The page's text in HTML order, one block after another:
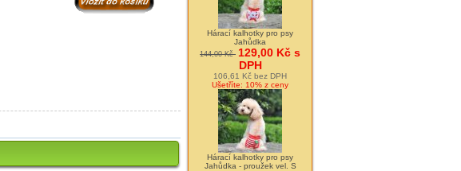
Hárací kalhotky pro psy
Jahůdka
144,00 Kč 129,00 Kč s
DPH
106,61 Kč bez DPH
Ušetříte: 10% z ceny
Hárací kalhotky pro psy
Jahůdka - proužek vel. S